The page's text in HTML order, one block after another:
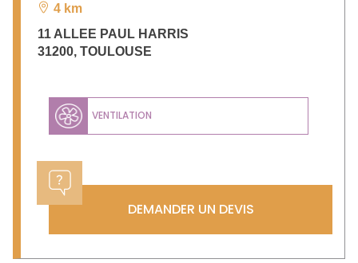
4 km
11 ALLEE PAUL HARRIS
31200, TOULOUSE
VENTILATION
DEMANDER UN DEVIS